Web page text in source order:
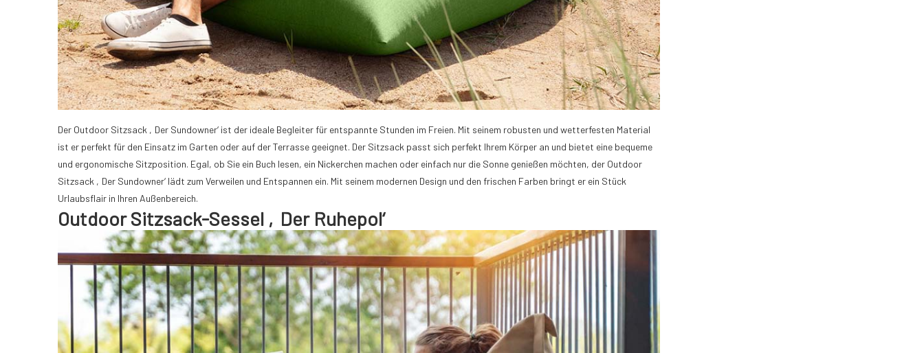
Der Outdoor Sitzsack ‚Der Sundowner‘ ist der ideale Begleiter für entspannte Stunden im Freien. Mit seinem robusten und wetterfesten Material
ist er perfekt für den Einsatz im Garten oder auf der Terrasse geeignet. Der Sitzsack passt sich perfekt Ihrem Körper an und bietet eine bequeme
und ergonomische Sitzposition. Egal, ob Sie ein Buch lesen, ein Nickerchen machen oder einfach nur die Sonne genießen möchten, der Outdoor
Sitzsack ‚Der Sundowner‘ lädt zum Verweilen und Entspannen ein. Mit seinem modernen Design und den frischen Farben bringt er ein Stück
Urlaubsflair in Ihren Außenbereich.
Outdoor Sitzsack-Sessel ‚Der Ruhepol‘